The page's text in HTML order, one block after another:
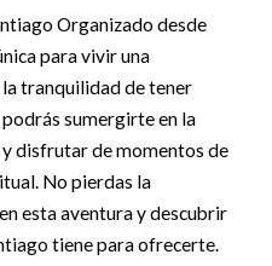
Organizado desde
para vivir una
tranquilidad de tener
sumergirte en la
disfrutar de momentos de
No pierdas la
esta aventura y descubrir
tiene para ofrecerte.